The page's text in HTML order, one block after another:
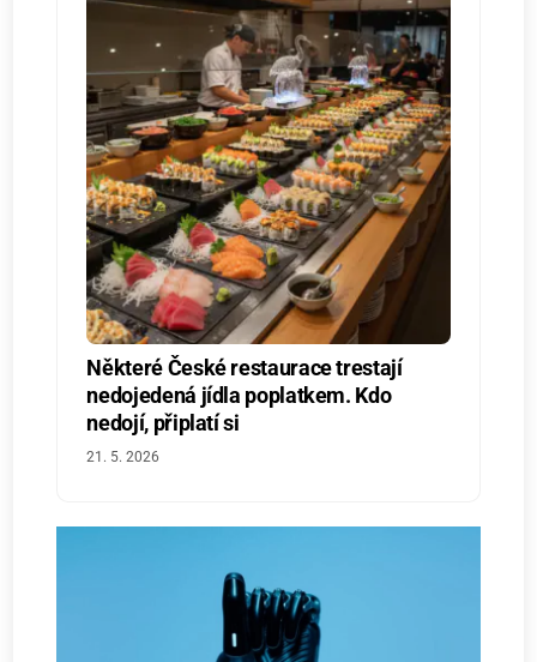
Některé České restaurace trestají
nedojedená jídla poplatkem. Kdo
nedojí, připlatí si
21. 5. 2026